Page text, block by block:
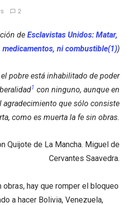
2
de Esclavistas Unidos: Matar,
ni combustible(1))
el pobre está inhabilitado de poder
1 con ninguno, aunque en
agradecimiento que sólo consiste
como es muerta la fe sin obras.
Quijote de La Mancha. Miguel de
Cervantes Saavedra.
obras, hay que romper el bloqueo
a hacer Bolivia, Venezuela,